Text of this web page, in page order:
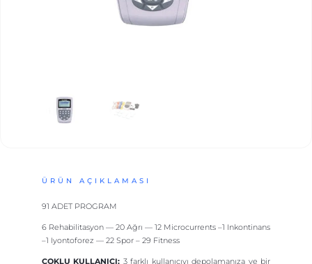
ÜRÜN AÇIKLAMASI
91 ADET PROGRAM
6 Rehabilitasyon — 20 Ağrı — 12 Microcurrents –1 Inkontinans
–1 Iyontoforez — 22 Spor – 29 Fitness
ÇOKLU KULLANICI: 3 farklı kullanıcıyı depolamanıza ve bir